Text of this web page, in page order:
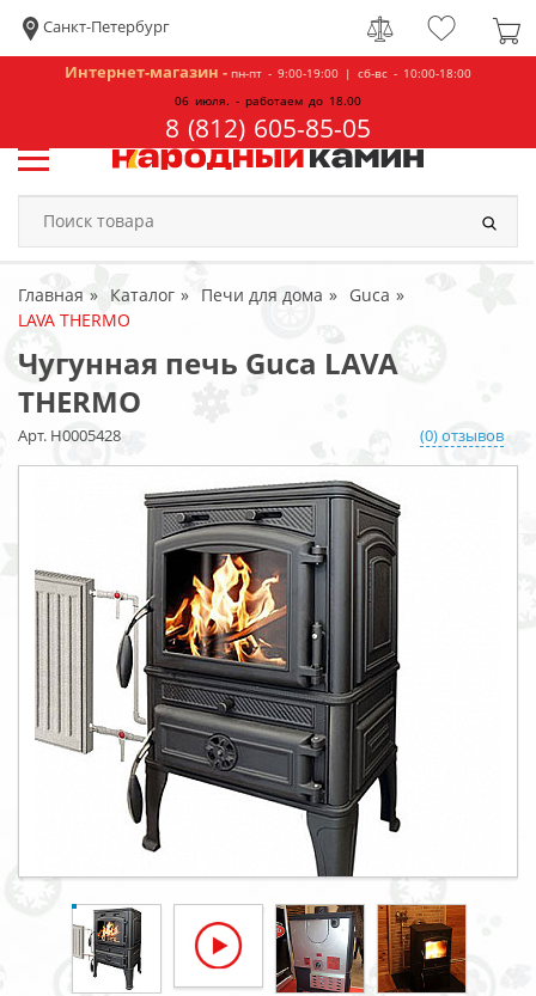
Санкт-Петербург
Интернет-магазин - пн-пт - 9:00-19:00 | сб-вс - 10:00-18:00
06 июля. - работаем до 18.00
8 (812) 605-85-05
Главная Каталог Печи для дома
Guca
LAVA THERMO
Чугунная печь Guca LAVA
THERMO
Арт. Н0005428 (0) отзывов